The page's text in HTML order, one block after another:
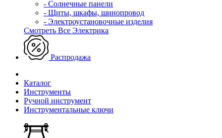
- Солнечные панели
- Щиты, шкафы, шинопровод
- Электроустановочные изделия
Смотреть Все Электрика
Распродажа
Каталог
Инструменты
Ручной инструмент
Инструментальные ключи